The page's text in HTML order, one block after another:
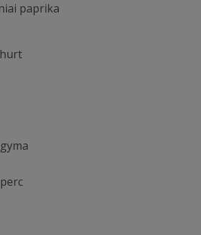
paprika